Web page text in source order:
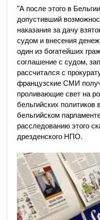
"А после этого в
допустивший
наказания за дачу
судом и внесения
один из богатейших
соглашение с судом,
рассчитался с
французские СМИ
проливающие свет на
бельгийских политиков
бельгийском
расследованию этого
дрезденского НПО.